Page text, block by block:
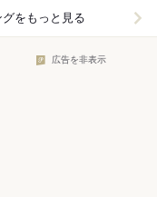
をもっと見る
広告を非表示